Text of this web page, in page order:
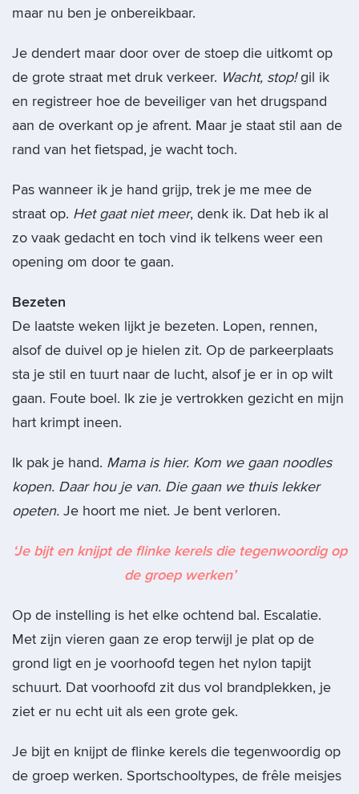
maar nu ben je onbereikbaar.
Je dendert maar door over de stoep die uitkomt op
de grote straat met druk verkeer. Wacht, stop!gil ik
en registreer hoe de beveiliger van het drugspand
aan de overkant op je afrent. Maar je staat stil aan de
rand van het fietspad, je wacht toch.
Pas wanneer ik je hand grijp, trek je me mee de
straat op. Het gaat niet meer, denk ik. Dat heb ik al
zo vaak gedacht en toch vind ik telkens weer een
opening om door te gaan.
Bezeten
De laatste weken lijkt je bezeten. Lopen, rennen,
alsof de duivel op je hielen zit. Op de parkeerplaats
sta je stil en tuurt naar de lucht, alsof je er in op wilt
gaan. Foute boel. Ik zie je vertrokken gezicht en mijn
hart krimpt ineen.
Ik pak je hand. Mama is hier. Kom we gaan noodles
kopen. Daar hou je van. Die gaan we thuis lekker
opeten. Je hoort me niet. Je bent verloren.
‘Je bijt en knijpt de flinke kerels die tegenwoordig op
de groep werken’
Op de instelling is het elke ochtend bal. Escalatie.
Met zijn vieren gaan ze erop terwijl je plat op de
grond ligt en je voorhoofd tegen het nylon tapijt
schuurt. Dat voorhoofd zit dus vol brandplekken, je
ziet er nu echt uit als een grote gek.
Je bijt en knijpt de flinke kerels die tegenwoordig op
de groep werken. Sportschooltypes, de frêle meisjes